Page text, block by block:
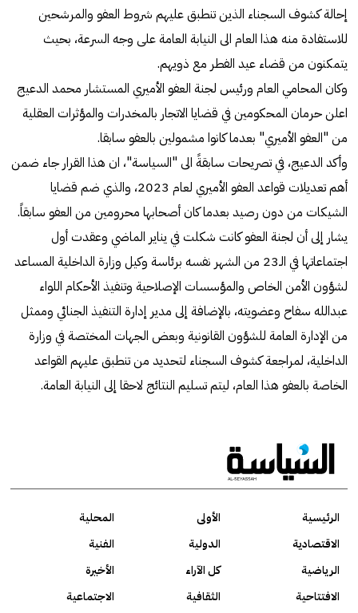
إحالة كشوف السجناء الذين تنطبق عليهم شروط العفو والمرشحين
للاستفادة منه هذا العام الى النيابة العامة على وجه السرعة، بحيث
يتمكنون من قضاء عيد الفطر مع ذويهم.
وكان المحامي العام ورئيس لجنة العفو الأميري المستشار محمد الدعيج
اعلن حرمان المحكومين في قضايا الاتجار بالمخدرات والمؤثرات العقلية
من "العفو الأميري" بعدما كانوا مشمولين بالعفو سابقا.
وأكد الدعيج، في تصريحات سابقةً الى "السياسة"، ان هذا القرار جاء ضمن
أهم تعديلات قواعد العفو الأميري لعام 2023، والذي ضم قضايا
الشيكات من دون رصيد بعدما كان أصحابها محرومين من العفو سابقاً.
يشار إلى أن لجنة العفو كانت شكلت في يناير الماضي وعقدت أول
اجتماعاتها في الـ23 من الشهر نفسه برئاسة وكيل وزارة الداخلية المساعد
لشؤون الأمن الخاص والمؤسسات الإصلاحية وتنفيذ الأحكام اللواء
عبدالله سفاح وعضويته، بالإضافة إلى مدير إدارة التنفيذ الجنائي وممثل
من الإدارة العامة للشؤون القانونية وبعض الجهات المختصة في وزارة
الداخلية، لمراجعة كشوف السجناء لتحديد من تنطبق عليهم القواعد
الخاصة بالعفو هذا العام، ليتم تسليم النتائج لاحقا إلى النيابة العامة.
الرئيسية الأولى
المحلية
الاقتصادية
الدولية
الفنية
الرياضية
كل الآراء
الأخيرة
الافتتاحية
الثقافية الاجتماعية